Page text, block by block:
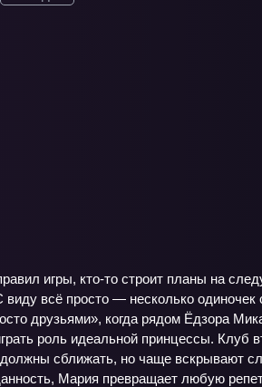
игры, кто-то строит планы на
всё просто — несколько
друзьями», когда рядом Ёдзора
роль идеальной принцессы. Клуб
сближать, но чаще вскрывают
Мария превращает любую